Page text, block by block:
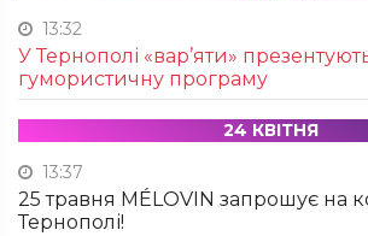
13:32
У Тернополі «вар’яти»
гумористичну програму
24 КВІТНЯ
13:37
25 травня MÉLOVIN запрошує на
Тернополі!